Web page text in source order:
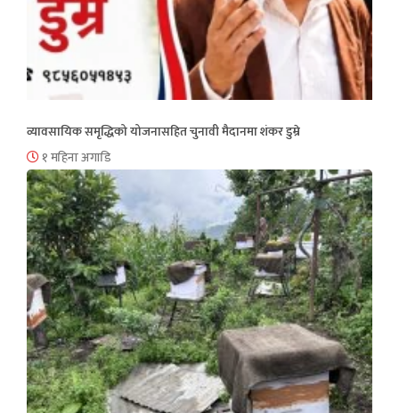
व्यावसायिक समृद्धिको योजनासहित चुनावी मैदानमा शंकर डुम्रे
१ महिना अगाडि